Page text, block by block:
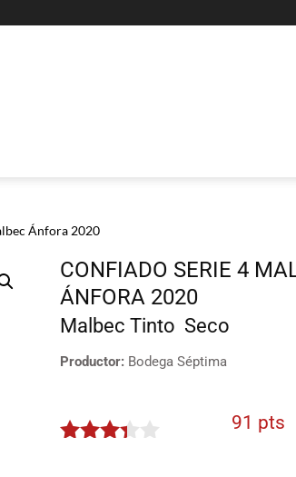
Ánfora 2020
CONFIADO SERIE 4
ÁNFORA 2020
Malbec Tinto Seco
Productor: Bodega Séptima
91 pts